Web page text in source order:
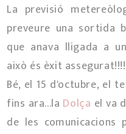
La previsió
preveure una sortida
que anava lligada a
això és èxit assegurat!!!!
Bé, el 15 d'octubre, el
fins ara...la Dolça el va
de les comunicacions